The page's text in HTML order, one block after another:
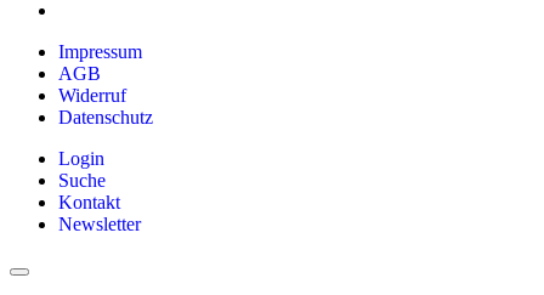
Impressum
AGB
Widerruf
Datenschutz
Login
Suche
Kontakt
Newsletter